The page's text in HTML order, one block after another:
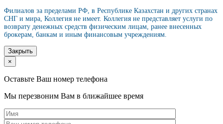
Филиалов за пределами РФ, в Республике Казахстан и других странах
СНГ и мира, Коллегия не имеет. Коллегия не представляет услуги по
возврату денежных средств физическим лицам, ранее внесенных
брокерам, банкам и иным финансовым учреждениям.
Закрыть
×
Оставьте Ваш номер телефона
Мы перезвоним Вам в ближайшее время